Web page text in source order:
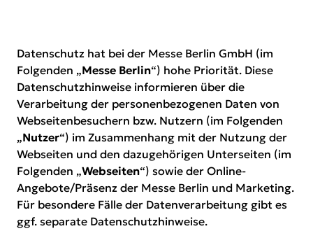
Datenschutz hat bei der Messe Berlin GmbH (im
Folgenden „Messe Berlin“) hohe Priorität. Diese
Datenschutzhinweise informieren über die
Verarbeitung der personenbezogenen Daten von
Webseitenbesuchern bzw. Nutzern (im Folgenden
„Nutzer“) im Zusammenhang mit der Nutzung der
Webseiten und den dazugehörigen Unterseiten (im
Folgenden „Webseiten“) sowie der Online-
Angebote/Präsenz der Messe Berlin und Marketing.
Für besondere Fälle der Datenverarbeitung gibt es
ggf. separate Datenschutzhinweise.